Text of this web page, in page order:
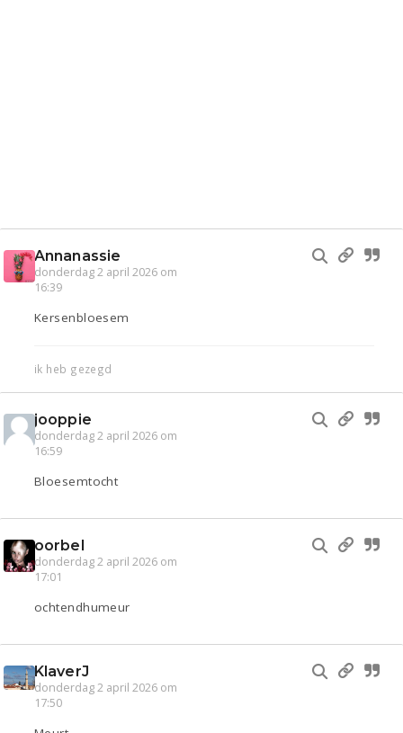
Annanassie
donderdag 2 april 2026 om
16:39
Kersenbloesem
ik heb gezegd
jooppie
donderdag 2 april 2026 om
16:59
Bloesemtocht
oorbel
donderdag 2 april 2026 om
17:01
ochtendhumeur
KlaverJ
donderdag 2 april 2026 om
17:50